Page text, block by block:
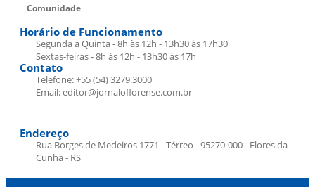
Comunidade
Horário de Funcionamento
Segunda a Quinta - 8h às 12h - 13h30 às 17h30
Sextas-feiras - 8h às 12h - 13h30 às 17h
Contato
Telefone: +55 (54) 3279.3000
Email: editor@jornaloflorense.com.br
Endereço
Rua Borges de Medeiros 1771 - Térreo - 95270-000 - Flores da
Cunha - RS